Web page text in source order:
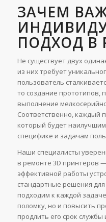
ЗАЧЕМ
ПОДХОД В
Не существует двух
из них требует
пользователь
то создание прототипов,
выполнение
Соответственно, каждый
который будет
специфике и задачам
Наши специалисты
в ремонте 3D принтеров
эффективной работы
стандартные решения
подходим к каждой
поломку, но и повысить
продлить его срок